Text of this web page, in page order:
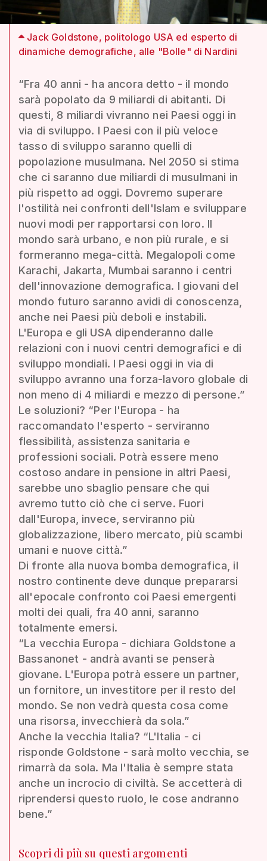
Jack Goldstone, politologo USA ed esperto di
dinamiche demografiche, alle "Bolle" di Nardini
“Fra 40 anni - ha ancora detto - il mondo
sarà popolato da 9 miliardi di abitanti. Di
questi, 8 miliardi vivranno nei Paesi oggi in
via di sviluppo. I Paesi con il più veloce
tasso di sviluppo saranno quelli di
popolazione musulmana. Nel 2050 si stima
che ci saranno due miliardi di musulmani in
più rispetto ad oggi. Dovremo superare
l'ostilità nei confronti dell'Islam e sviluppare
nuovi modi per rapportarsi con loro. Il
mondo sarà urbano, e non più rurale, e si
formeranno mega-città. Megalopoli come
Karachi, Jakarta, Mumbai saranno i centri
dell'innovazione demografica. I giovani del
mondo futuro saranno avidi di conoscenza,
anche nei Paesi più deboli e instabili.
L'Europa e gli USA dipenderanno dalle
relazioni con i nuovi centri demografici e di
sviluppo mondiali. I Paesi oggi in via di
sviluppo avranno una forza-lavoro globale di
non meno di 4 miliardi e mezzo di persone.”
Le soluzioni? “Per l'Europa - ha
raccomandato l'esperto - serviranno
flessibilità, assistenza sanitaria e
professioni sociali. Potrà essere meno
costoso andare in pensione in altri Paesi,
sarebbe uno sbaglio pensare che qui
avremo tutto ciò che ci serve. Fuori
dall'Europa, invece, serviranno più
globalizzazione, libero mercato, più scambi
umani e nuove città.”
Di fronte alla nuova bomba demografica, il
nostro continente deve dunque prepararsi
all'epocale confronto coi Paesi emergenti
molti dei quali, fra 40 anni, saranno
totalmente emersi.
“La vecchia Europa - dichiara Goldstone a
Bassanonet - andrà avanti se penserà
giovane. L'Europa potrà essere un partner,
un fornitore, un investitore per il resto del
mondo. Se non vedrà questa cosa come
una risorsa, invecchierà da sola.”
Anche la vecchia Italia? “L'Italia - ci
risponde Goldstone - sarà molto vecchia, se
rimarrà da sola. Ma l'Italia è sempre stata
anche un incrocio di civiltà. Se accetterà di
riprendersi questo ruolo, le cose andranno
bene.”
Scopri di più su questi argomenti